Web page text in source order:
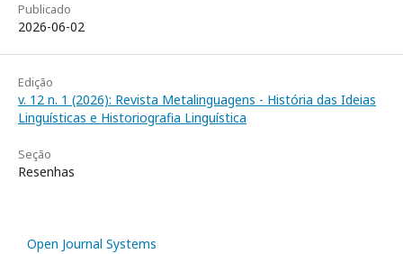
Publicado
2026-06-02
Edição
v. 12 n. 1 (2026): Revista Metalinguagens - História das Ideias
Linguísticas e Historiografia Linguística
Seção
Resenhas
Open Journal Systems